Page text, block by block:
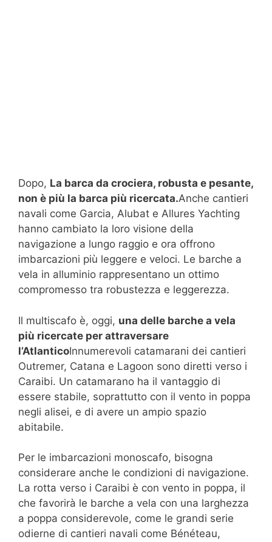
Dopo, La barca da crociera, robusta e pesante,
non è più la barca più ricercata.Anche cantieri
navali come Garcia, Alubat e Allures Yachting
hanno cambiato la loro visione della
navigazione a lungo raggio e ora offrono
imbarcazioni più leggere e veloci. Le barche a
vela in alluminio rappresentano un ottimo
compromesso tra robustezza e leggerezza.
Il multiscafo è, oggi, una delle barche a vela
più ricercate per attraversare
l’AtlanticoInnumerevoli catamarani dei cantieri
Outremer, Catana e Lagoon sono diretti verso i
Caraibi. Un catamarano ha il vantaggio di
essere stabile, soprattutto con il vento in poppa
negli alisei, e di avere un ampio spazio
abitabile.
Per le imbarcazioni monoscafo, bisogna
considerare anche le condizioni di navigazione.
La rotta verso i Caraibi è con vento in poppa, il
che favorirà le barche a vela con una larghezza
a poppa considerevole, come le grandi serie
odierne di cantieri navali come Bénéteau,